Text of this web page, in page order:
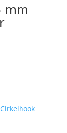
mm